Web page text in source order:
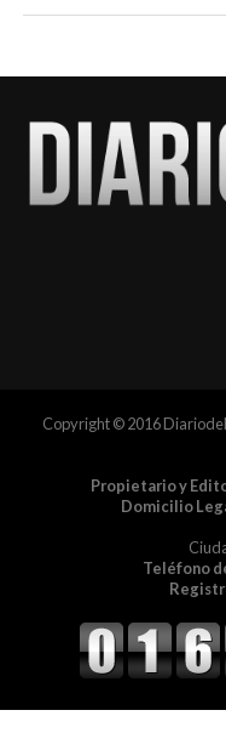
Copyright © 2016
Propietario y
Domicilio
Teléfono